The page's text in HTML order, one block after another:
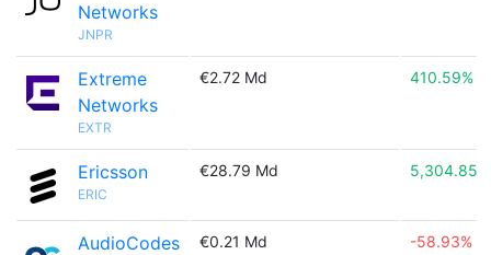
Networks
JNPR
Extreme
Networks
EXTR
€2.72 Md 410.59%
Ericsson
ERIC
€28.79 Md 5,304.85%
AudioCodes €0.21 Md -58.93%